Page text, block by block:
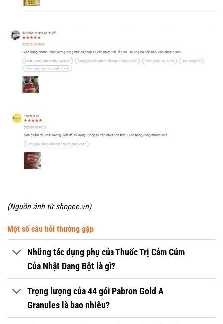
(Nguồn ảnh từ shopee.vn)
Một số câu hỏi thường gặp
Những tác dụng phụ của Thuốc Trị Cảm Cúm
Của Nhật Dạng Bột là gì?
Trọng lượng của 44 gói Pabron Gold A
Granules là bao nhiêu?